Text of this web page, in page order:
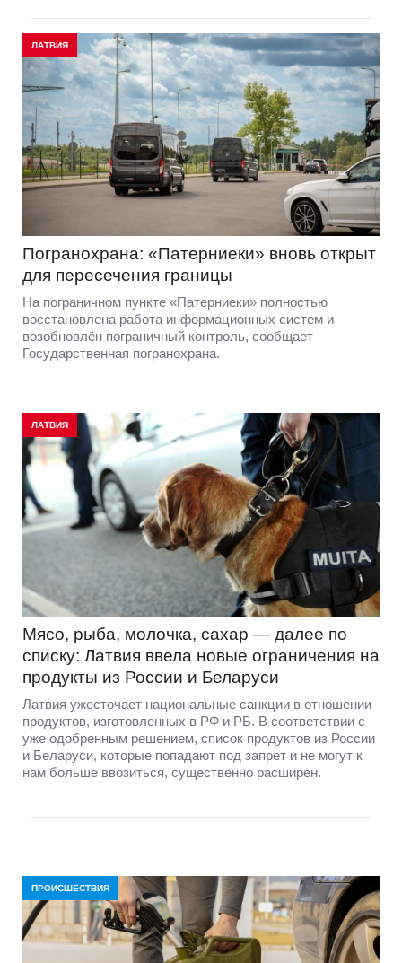
ЛАТВИЯ
Погранохрана: «Патерниеки» вновь открыт
для пересечения границы
На пограничном пункте «Патерниеки» полностью
восстановлена работа информационных систем и
возобновлён пограничный контроль, сообщает
Государственная погранохрана.
ЛАТВИЯ
Мясо, рыба, молочка, сахар — далее по
списку: Латвия ввела новые ограничения на
продукты из России и Беларуси
Латвия ужесточает национальные санкции в отношении
продуктов, изготовленных в РФ и РБ. В соответствии с
уже одобренным решением, список продуктов из России
и Беларуси, которые попадают под запрет и не могут к
нам больше ввозиться, существенно расширен.
ПРОИСШЕСТВИЯ